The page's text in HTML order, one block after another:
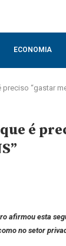
ECONOMIA
“gastar
é
afirmou esta
no setor